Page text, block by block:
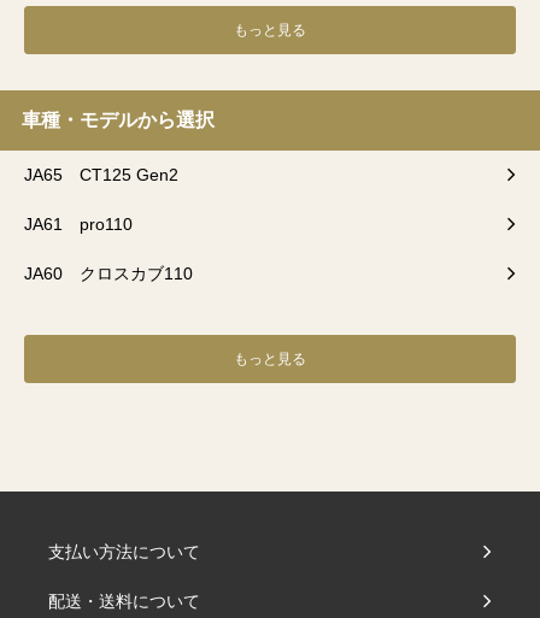
もっと見る
車種・モデルから選択
JA65 CT125 Gen2
JA61 pro110
JA60 クロスカブ110
もっと見る
支払い方法について
配送・送料について